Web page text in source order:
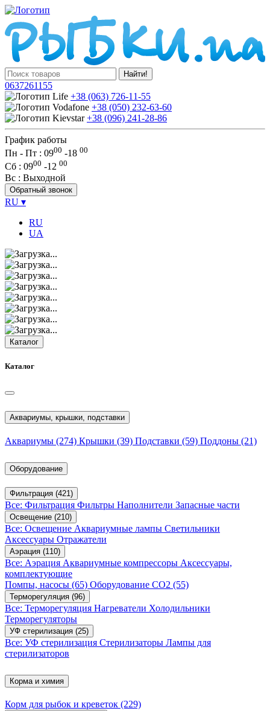
Найти!
0637261155
+38 (063) 726-11-55
+38 (050) 232-63-60
+38 (096) 241-28-86
График работы
Пн - Пт : 0900 -18 00
Сб : 0900 -12 00
Вс : Выходной
Обратный звонок
RU ▾
RU
UA
Каталог
Каталог
Аквариумы, крышки, подставки
Аквариумы (274) Крышки (39) Подставки (59) Поддоны (21)
Оборудование
Фильтрация (421)
Все: Фильтрация Фильтры Наполнители Запасные части
Освещение (210)
Все: Освещение Аквариумные лампы Светильники
Аксессуары Отражатели
Аэрация (110)
Все: Аэрация Аквариумные компрессоры Аксессуары,
комплектующие
Помпы, насосы (65) Оборудование CO2 (55)
Терморегуляция (96)
Все: Терморегуляция Нагреватели Холодильники
Терморегуляторы
УФ стерилизация (25)
Все: УФ стерилизация Стерилизаторы Лампы для
стерилизаторов
Корма и химия
Корм для рыбок и креветок (229)